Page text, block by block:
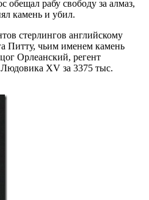
обещал рабу свободу за алмаз,
камень и убил.
стерлингов английскому
Питту, чьим именем камень
Орлеанский, регент
XV за 3375 тыс.